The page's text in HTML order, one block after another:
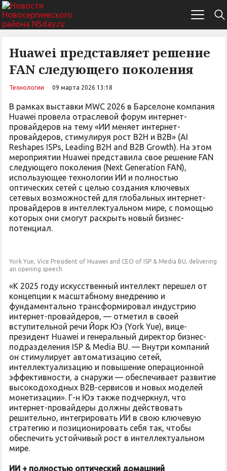
Huawei представляет решение
FAN следующего поколения
Технологии 09 марта 2026 13:18
В рамках выставки MWC 2026 в Барселоне компания
Huawei провела отраслевой форум интернет-
провайдеров на тему «ИИ меняет интернет-
провайдеров, стимулируя рост B2H и B2B» (AI
Reshapes ISPs, Leading B2H and B2B Growth). На этом
мероприятии Huawei представила свое решение FAN
следующего поколения (Next Generation FAN),
использующее технологии ИИ и полностью
оптических сетей с целью создания ключевых
сетевых возможностей для глобальных интернет-
провайдеров в интеллектуальном мире, с помощью
которых они смогут раскрыть новый бизнес-
потенциал.
York Yue, Vice President of Huawei and CEO of ISP & Media BU, delivering
an opening speech
«К 2025 году искусственный интеллект перешел от
концепции к масштабному внедрению и
фундаментально трансформировал индустрию
интернет-провайдеров, — отметил в своей
вступительной речи Йорк Юэ (York Yue), вице-
президент Huawei и генеральный директор бизнес-
подразделения ISP & Media BU. — Внутри компаний
он стимулирует автоматизацию сетей,
интеллектуализацию и повышение операционной
эффективности, а снаружи — обеспечивает развитие
высокодоходных B2B-сервисов и новых моделей
монетизации». Г-н Юэ также подчеркнул, что
интернет-провайдеры должны действовать
решительно, интегрировать ИИ в свою ключевую
стратегию и позиционировать себя так, чтобы
обеспечить устойчивый рост в интеллектуальном
мире.
ИИ + полностью оптический домашний